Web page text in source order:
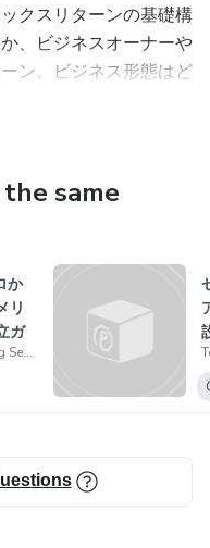
クスリターンの基礎構
、ビジネスオーナーや
ン。ビジネス形態はど
いと思います
年末の残高でいいです
あれば FATCAが必
same
か
リ
ガ
Todd's Accounting Services Inc